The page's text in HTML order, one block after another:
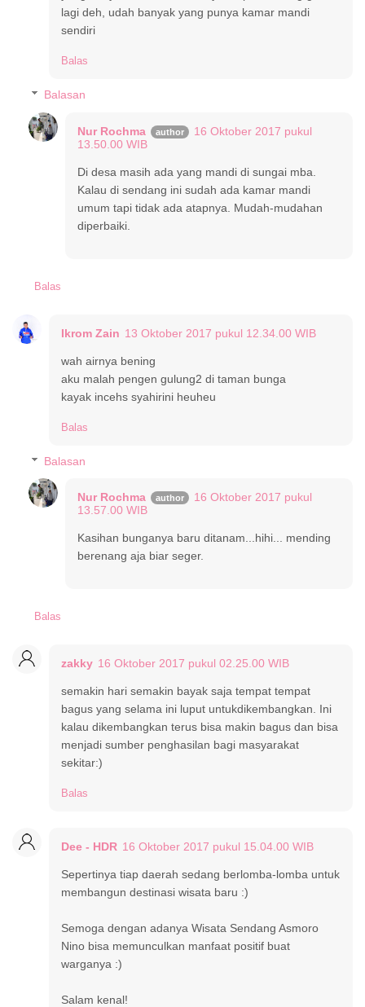
lagi deh, udah banyak yang punya kamar mandi
sendiri
Balas
Balasan
Nur Rochma
16 Oktober 2017 pukul
13.50.00 WIB
Di desa masih ada yang mandi di sungai mba.
Kalau di sendang ini sudah ada kamar mandi
umum tapi tidak ada atapnya. Mudah-mudahan
diperbaiki.
Balas
Ikrom Zain 13 Oktober 2017 pukul 12.34.00 WIB
wah airnya bening
aku malah pengen gulung2 di taman bunga
kayak incehs syahirini heuheu
Balas
Balasan
Nur Rochma
16 Oktober 2017 pukul
13.57.00 WIB
Kasihan bunganya baru ditanam...hihi... mending
berenang aja biar seger.
Balas
zakky 16 Oktober 2017 pukul 02.25.00 WIB
semakin hari semakin bayak saja tempat tempat
bagus yang selama ini luput untukdikembangkan. Ini
kalau dikembangkan terus bisa makin bagus dan bisa
menjadi sumber penghasilan bagi masyarakat
sekitar:)
Balas
Dee - HDR 16 Oktober 2017 pukul 15.04.00 WIB
Sepertinya tiap daerah sedang berlomba-lomba untuk
membangun destinasi wisata baru :)
Semoga dengan adanya Wisata Sendang Asmoro
Nino bisa memunculkan manfaat positif buat
warganya :)
Salam kenal!